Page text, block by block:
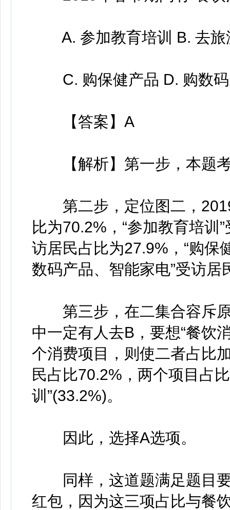
A. 参加教育培训 B. 去旅
C. 购保健产品 D. 购数码
【答案】A
【解析】第一步，本题考
第二步，定位图二，2019
比为70.2%，“参加教育培训
访居民占比为27.9%，“购保
数码产品、智能家电”受访居
第三步，在二集合容斥原
中一定有人去B，要想“餐饮
个消费项目，则使二者占比
民占比70.2%，两个项目占
训”(33.2%)。
因此，选择A选项。
同样，这道题满足题目要
红包，因为这三项占比与餐